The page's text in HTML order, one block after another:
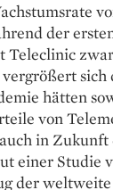
der
Tele­clinic
sich
­hätten
von
in
einer Studie
der